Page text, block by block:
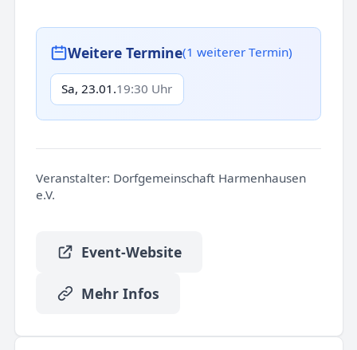
Weitere Termine(1 weiterer Termin)
Sa, 23.01.19:30 Uhr
Veranstalter: Dorfgemeinschaft Harmenhausen
e.V.
Event-Website
Mehr Infos